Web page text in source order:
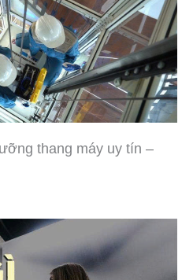
thang máy uy tín –